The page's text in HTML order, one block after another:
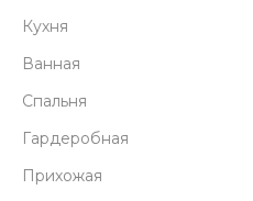
Кухня
Ванная
Спальня
Гардеробная
Прихожая